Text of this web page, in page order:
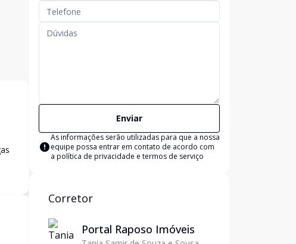
s
Enviar
As informações serão utilizadas para que a nossa
equipe possa entrar em contato de acordo com
a política de privacidade e termos de serviço
Corretor
Portal Raposo Imóveis